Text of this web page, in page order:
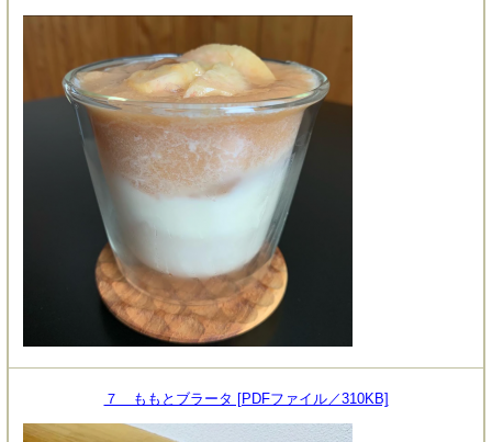
７ ももとブラータ [PDFファイル／310KB]